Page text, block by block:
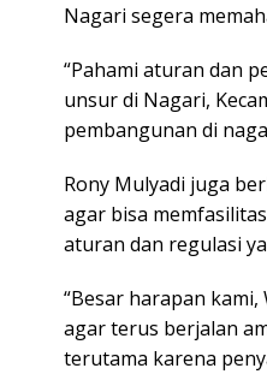
Nagari segera
“Pahami aturan dan
unsur di Nagari,
pembangunan di
Rony Mulyadi juga
agar bisa
aturan dan regulasi
“Besar harapan
agar terus berjalan
terutama karena